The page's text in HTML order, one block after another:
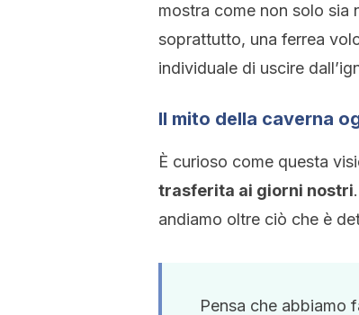
mostra come non solo sia
soprattutto, una ferrea
individuale di uscire
Il mito della caverna
È curioso come questa
trasferita ai giorni nostri
andiamo oltre ciò che è
Pensa che abbiamo